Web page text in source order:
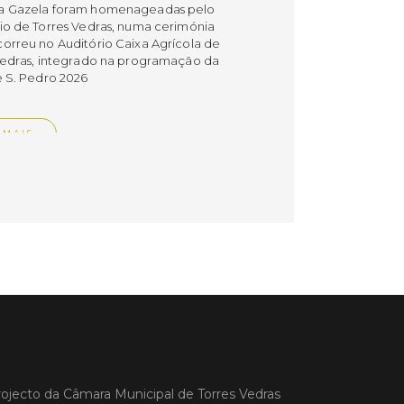
Gazela foram homenageadas pelo
de Torres Vedras, numa cerimónia
no Auditório Caixa Agrícola de
integrado na programação da
S. Pedro 2026
MAIS
de Oeiras
do Convento da Graça.
da Câmara Municipal de Torres Vedras